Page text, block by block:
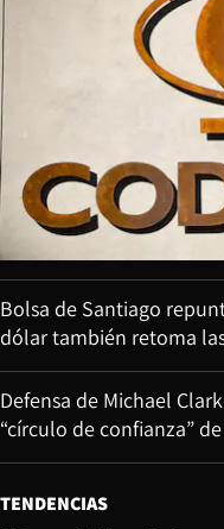
Bolsa de Santiago
dólar también retoma
Defensa de Michael
“círculo de confianza”
TENDENCIAS